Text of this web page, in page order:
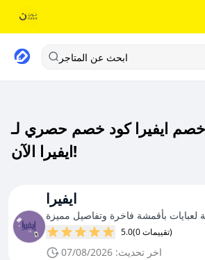
ابحث عن المتاجر
ايفيرا كود خصم حصري لـ
ايفيرا الآن!
ايفيرا
لعبايات بأقمشة فاخرة وتفاصيل مميزة
5.0 (0 تقييمات)
اخر تحديث: 07/08/2026